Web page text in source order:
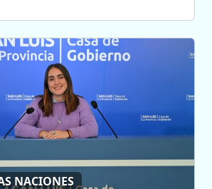
NACIONES